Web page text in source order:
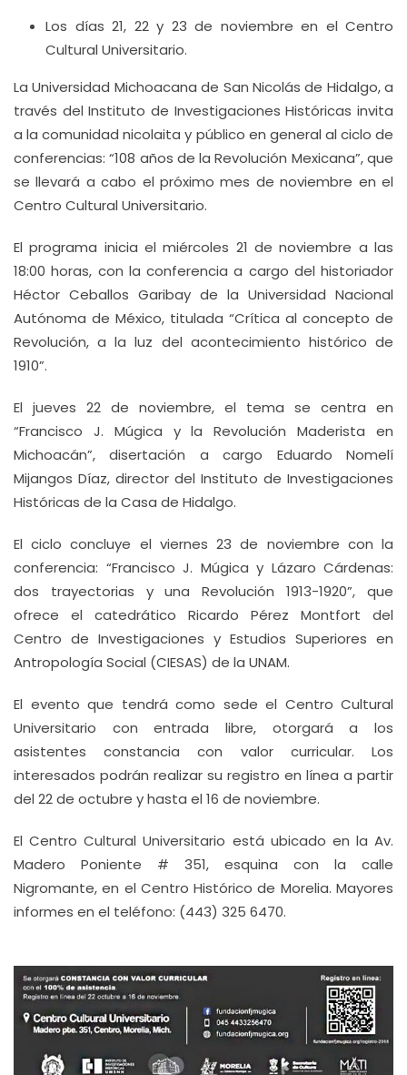
Los días 21, 22 y 23 de noviembre en el Centro
Cultural Universitario.
La Universidad Michoacana de San Nicolás de Hidalgo, a
través del Instituto de Investigaciones Históricas invita
a la comunidad nicolaita y público en general al ciclo de
conferencias: “108 años de la Revolución Mexicana”, que
se llevará a cabo el próximo mes de noviembre en el
Centro Cultural Universitario.
El programa inicia el miércoles 21 de noviembre a las
18:00 horas, con la conferencia a cargo del historiador
Héctor Ceballos Garibay de la Universidad Nacional
Autónoma de México, titulada “Crítica al concepto de
Revolución, a la luz del acontecimiento histórico de
1910”.
El jueves 22 de noviembre, el tema se centra en
“Francisco J. Múgica y la Revolución Maderista en
Michoacán”, disertación a cargo Eduardo Nomelí
Mijangos Díaz, director del Instituto de Investigaciones
Históricas de la Casa de Hidalgo.
El ciclo concluye el viernes 23 de noviembre con la
conferencia: “Francisco J. Múgica y Lázaro Cárdenas:
dos trayectorias y una Revolución 1913-1920”, que
ofrece el catedrático Ricardo Pérez Montfort del
Centro de Investigaciones y Estudios Superiores en
Antropología Social (CIESAS) de la UNAM.
El evento que tendrá como sede el Centro Cultural
Universitario con entrada libre, otorgará a los
asistentes constancia con valor curricular. Los
interesados podrán realizar su registro en línea a partir
del 22 de octubre y hasta el 16 de noviembre.
El Centro Cultural Universitario está ubicado en la Av.
Madero Poniente # 351, esquina con la calle
Nigromante, en el Centro Histórico de Morelia. Mayores
informes en el teléfono: (443) 325 6470.